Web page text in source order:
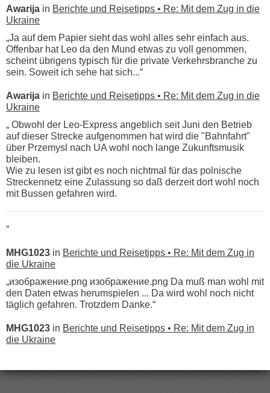
Awarija in Berichte und Reisetipps • Re: Mit dem Zug in die
Ukraine
„Ja auf dem Papier sieht das wohl alles sehr einfach aus.
Offenbar hat Leo da den Mund etwas zu voll genommen,
scheint übrigens typisch für die private Verkehrsbranche zu
sein. Soweit ich sehe hat sich...“
Awarija in Berichte und Reisetipps • Re: Mit dem Zug in die
Ukraine
„ Obwohl der Leo-Express angeblich seit Juni den Betrieb
auf dieser Strecke aufgenommen hat wird die "Bahnfahrt"
über Przemysl nach UA wohl noch lange Zukunftsmusik
bleiben.
Wie zu lesen ist gibt es noch nichtmal für das polnische
Streckennetz eine Zulassung so daß derzeit dort wohl noch
mit Bussen gefahren wird.
“
MHG1023 in Berichte und Reisetipps • Re: Mit dem Zug in
die Ukraine
„изображение.png изображение.png Da muß man wohl mit
den Daten etwas herumspielen ... Da wird wohl noch nicht
täglich gefahren. Trotzdem Danke.“
MHG1023 in Berichte und Reisetipps • Re: Mit dem Zug in
die Ukraine